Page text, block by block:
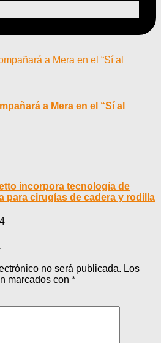
a Mera en el “Sí al
incorpora tecnología de
para cirugías de cadera y rodilla
no será publicada. Los
marcados con *